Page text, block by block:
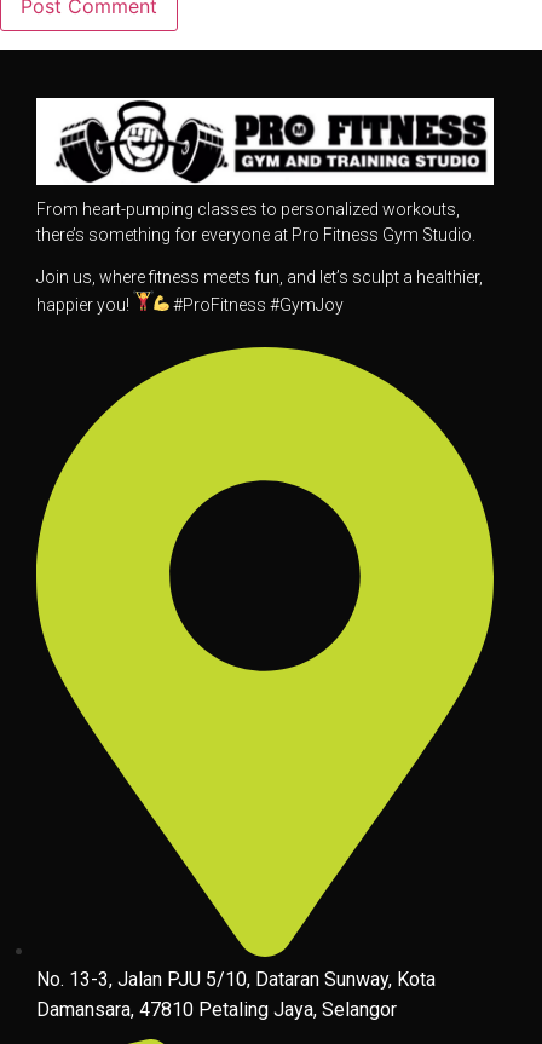
From heart-pumping classes to personalized workouts,
there’s something for everyone at Pro Fitness Gym Studio.
Join us, where fitness meets fun, and let’s sculpt a healthier,
happier you!
#ProFitness #GymJoy
No. 13-3, Jalan PJU 5/10, Dataran Sunway, Kota
Damansara, 47810 Petaling Jaya, Selangor